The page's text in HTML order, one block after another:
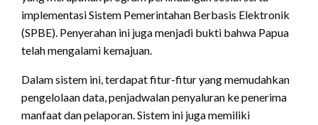
implementasi Sistem Pemerintahan Berbasis Elektronik
(SPBE). Penyerahan ini juga menjadi bukti bahwa Papua
telah mengalami kemajuan.
Dalam sistem ini, terdapat fitur-fitur yang memudahkan
pengelolaan data, penjadwalan penyaluran ke penerima
manfaat dan pelaporan. Sistem ini juga memiliki